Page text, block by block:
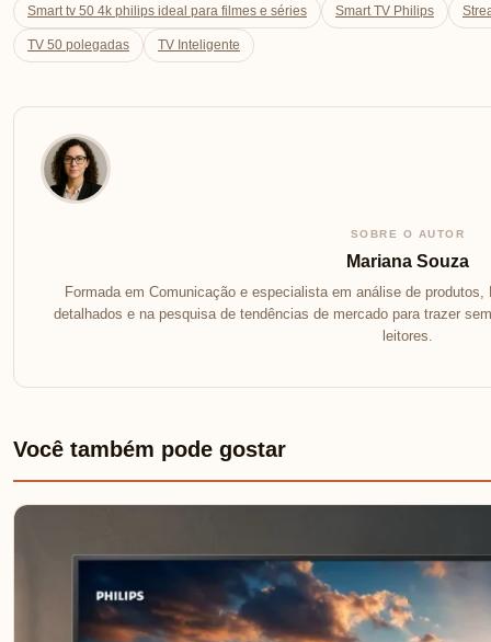
Smart tv 50 4k philips ideal para filmes e séries Smart TV Philips
TV 50 polegadas TV Inteligente
SOBRE O AUTOR
Mariana Souza
Formada em Comunicação e especialista em análise de
detalhados e na pesquisa de tendências de mercado para trazer
leitores.
Você também pode gostar